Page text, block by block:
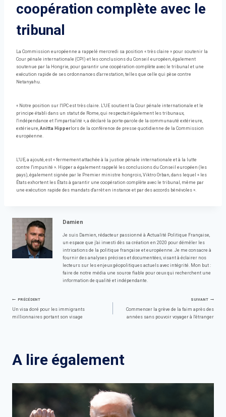
coopération complète avec le
tribunal
La Commission européenne a rappelé mercredi sa position « très claire » pour soutenir la
Cour pénale internationale (CPI) et les conclusions du Conseil européen, également
soutenue par la Hongrie, pour garantir une coopération complète avec le tribunal et une
exécution rapide de ses ordonnances d'arrestation, telles que celle qui pèse contre
Netanyahu.
« Notre position sur l'IPC est très claire. L'UE soutient la Cour pénale internationale et le
principe établi dans un statut de Rome, qui respectait également les tribunaux,
l'indépendance et l'impartialité », a déclaré la porte-parole de la communauté extérieure,
extérieure, Anitta Hipper lors de la conférence de presse quotidienne de la Commission
européenne.
L'UE, a ajouté, est « fermement attachée à la justice pénale internationale et à la lutte
contre l'impunité ». Hipper a également rappelé les conclusions du Conseil européen (les
pays), également signée par le Premier ministre hongrois, Viktro Orban, dans lequel « les
États exhortent les États à garantir une coopération complète avec le tribunal, même par
une exécution rapide des mandats d'arrêt en instance et par des accords bénévoles ».
Damien
Je suis Damien, rédacteur passionné à Actualité Politique Française,
un espace que j'ai investi dès sa création en 2020 pour démêler les
intrications de la politique française et européenne. Je me consacre à
fournir des analyses précises et documentées, visant à éclairer nos
lecteurs sur les enjeux géopolitiques actuels avec intégrité. Mon but :
faire de notre média une source fiable pour ceux qui recherchent une
information de qualité et indépendante.
Navigation
PRÉCÉDENT
Un visa doré pour les immigrants
millionnaires portant son visage
SUIVANT
Commencer la grève de la faim après des
années sans pouvoir voyager à l'étranger
A lire également